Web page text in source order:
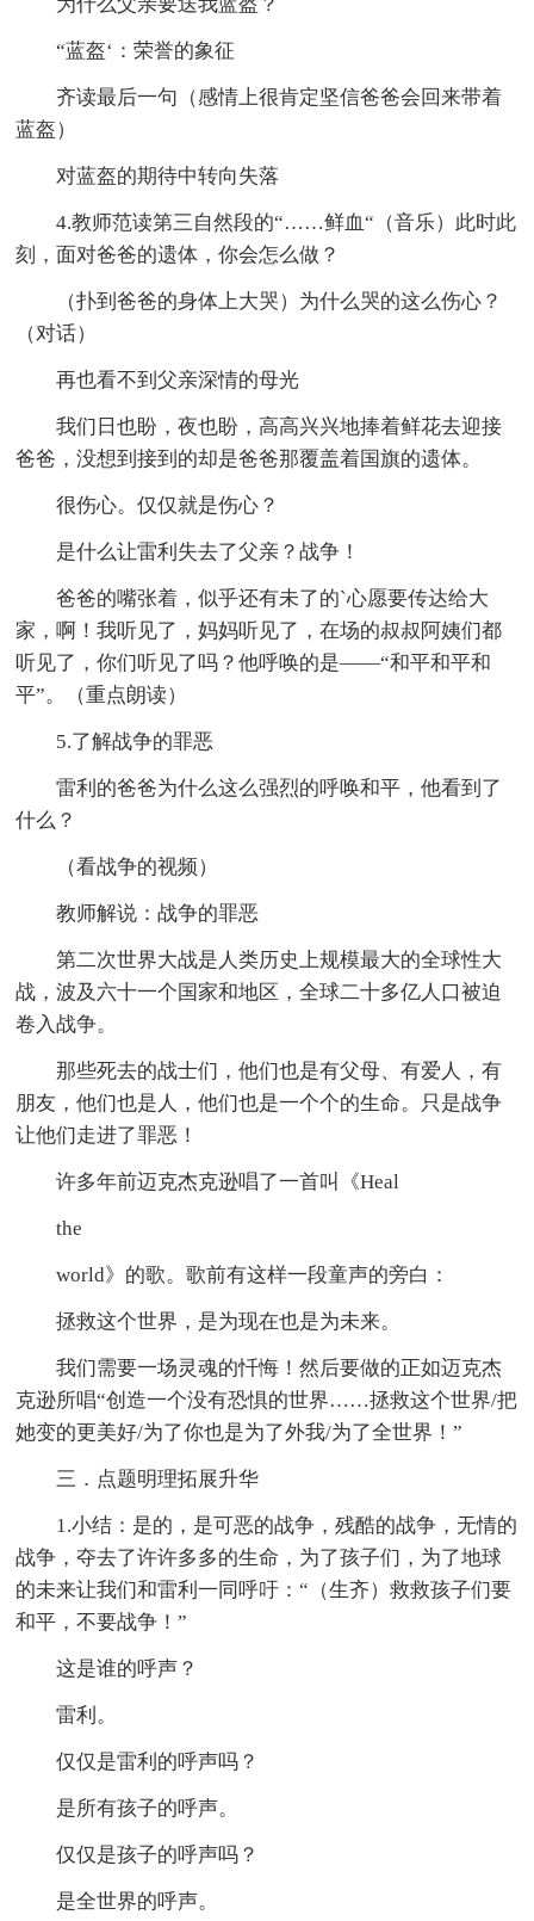
“蓝盔‘：荣誉的象征
齐读最后一句（感情上很肯定坚信爸爸会回来带着
蓝盔）
对蓝盔的期待中转向失落
4.教师范读第三自然段的“……鲜血“（音乐）此时此
刻，面对爸爸的遗体，你会怎么做？
（扑到爸爸的身体上大哭）为什么哭的这么伤心？
（对话）
再也看不到父亲深情的母光
我们日也盼，夜也盼，高高兴兴地捧着鲜花去迎接
爸爸，没想到接到的却是爸爸那覆盖着国旗的遗体。
很伤心。仅仅就是伤心？
是什么让雷利失去了父亲？战争！
爸爸的嘴张着，似乎还有未了的`心愿要传达给大
家，啊！我听见了，妈妈听见了，在场的叔叔阿姨们都
听见了，你们听见了吗？他呼唤的是——“和平和平和
平”。（重点朗读）
5.了解战争的罪恶
雷利的爸爸为什么这么强烈的呼唤和平，他看到了
什么？
（看战争的视频）
教师解说：战争的罪恶
第二次世界大战是人类历史上规模最大的全球性大
战，波及六十一个国家和地区，全球二十多亿人口被迫
卷入战争。
那些死去的战士们，他们也是有父母、有爱人，有
朋友，他们也是人，他们也是一个个的生命。只是战争
让他们走进了罪恶！
许多年前迈克杰克逊唱了一首叫《Heal
the
world》的歌。歌前有这样一段童声的旁白：
拯救这个世界，是为现在也是为未来。
我们需要一场灵魂的忏悔！然后要做的正如迈克杰
克逊所唱“创造一个没有恐惧的世界……拯救这个世界/把
她变的更美好/为了你也是为了外我/为了全世界！”
三．点题明理拓展升华
1.小结：是的，是可恶的战争，残酷的战争，无情的
战争，夺去了许许多多的生命，为了孩子们，为了地球
的未来让我们和雷利一同呼吁：“（生齐）救救孩子们要
和平，不要战争！”
这是谁的呼声？
雷利。
仅仅是雷利的呼声吗？
是所有孩子的呼声。
仅仅是孩子的呼声吗？
是全世界的呼声。